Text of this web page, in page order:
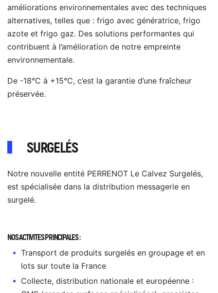
améliorations environnementales avec des techniques
alternatives, telles que : frigo avec génératrice, frigo
azote et frigo gaz. Des solutions performantes qui
contribuent à l’amélioration de notre empreinte
environnementale.
De -18°C à +15°C, c’est la garantie d’une fraîcheur
préservée.
SURGELÉS
Notre nouvelle entité PERRENOT Le Calvez Surgelés,
est spécialisée dans la distribution messagerie en
surgelé.
NOS ACTIVITES PRINCIPALES :
Transport de produits surgelés en groupage et en
lots sur toute la France
Collecte, distribution nationale et européenne :